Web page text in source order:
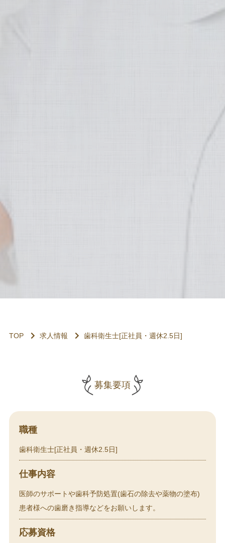
TOP 求人情報 歯科衛生士[正社員・週休2.5日]
募集要項
職種
歯科衛生士[正社員・週休2.5日]
仕事内容
医師のサポートや歯科予防処置(歯石の除去や薬物の塗布)
患者様への歯磨き指導などをお願いします。
応募資格